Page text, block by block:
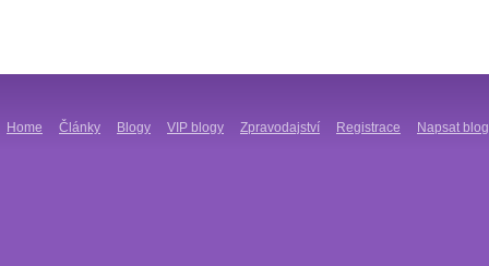
Home Články Blogy VIP blogy Zpravodajství Registrace Napsat blog